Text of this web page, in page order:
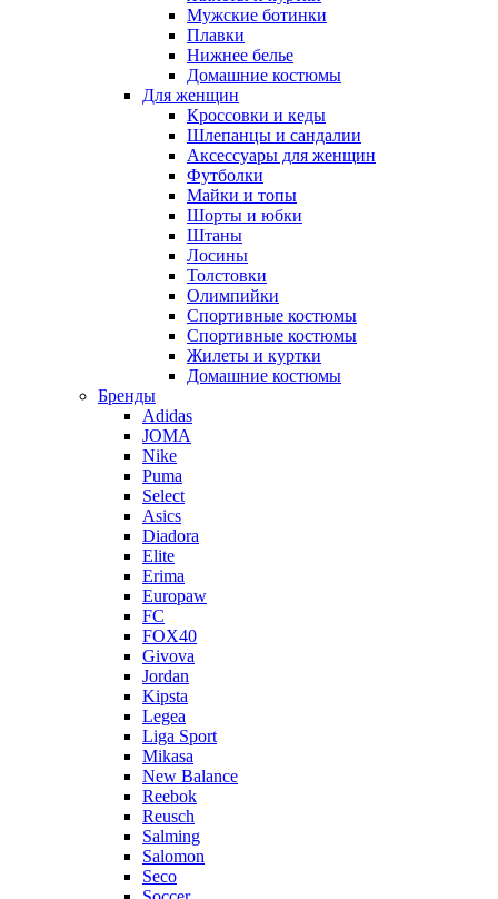
Мужские ботинки
Плавки
Нижнее белье
Домашние костюмы
Для женщин
Кроссовки и кеды
Шлепанцы и сандалии
Аксессуары для женщин
Футболки
Майки и топы
Шорты и юбки
Штаны
Лосины
Толстовки
Олимпийки
Спортивные костюмы
Спортивные костюмы
Жилеты и куртки
Домашние костюмы
Бренды
Adidas
JOMA
Nike
Puma
Select
Asics
Diadora
Elite
Erima
Europaw
FC
FOX40
Givova
Jordan
Kipsta
Legea
Liga Sport
Mikasa
New Balance
Reebok
Reusch
Salming
Salomon
Seco